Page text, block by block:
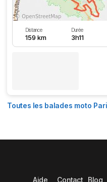
Distance
159 km
Durée
3h11
Toutes les balades moto
Aide Contact Blog